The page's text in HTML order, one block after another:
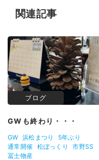
関連記事
ブログ
GWも終わり・・・
GW 浜松まつり
5年ぶり
通常開催 松ぼっくり
市野SS
冨士物産